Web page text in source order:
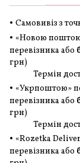
• Самовивіз з
• «Новою
перевізника або
грн)
Термін
• «Укрпоштою»
перевізника або
грн)
Термін
• «Rozetka
перевізника або